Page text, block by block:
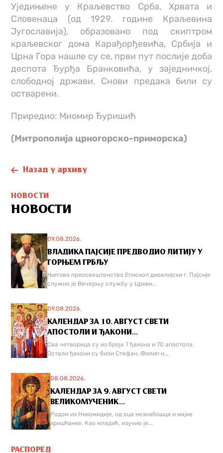
Уједињене у Краљевство Срба, Хрвата и
Словенаца (од 1929. године Краљевина
Југославија), образовано под скиптром
краљевског дома Карађорђевића, Србија и
Црна Гора нашле су се, први пут послије доба
деспота Ђурђа Бранковића, у заједничкој,
слободној држави. Снови предака били су
остварени.
Приредио: Миомир Ђуришић
(Митрополија црногорско-приморска)
Назад у архиву
НОВОСТИ
НОВОСТИ
09.08.2026.
ВЛАДИКА ПАЈСИЈЕ ПРЕДВОДИО ЛИТИЈУ У
ГОРЊЕМ ГРБЉУ
Његово преосвештенство Епископ диоклијски г. Пајсије
служио је Вечерњу службу у Цркви...
09.08.2026.
КАЛЕНДАР ЗА 10. АВГУСТ СВЕТИ
АПОСТОЛИ И ЂАКОНИ...
Сва четворица су из броја 7 ђакона и 70 апостола.
Остали ђакони су били Стефан, Филип и...
08.08.2026.
КАЛЕНДАР ЗА 9. АВГУСТ СВЕТИ
ВЕЛИКОМУЧЕНИК...
Родом из Никомидије, од оца незнабошца и мајке
хришћанке. Као младић, изучио је...
РАСПОРЕД